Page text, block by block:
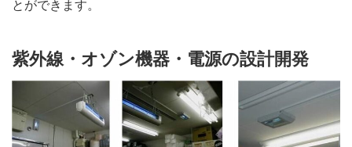
とができます。
紫外線・オゾン機器・電源の設計開発